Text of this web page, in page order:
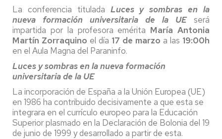
La conferencia titulada Luces y sombras en la
nueva formación universitaria de la UE será
impartida por la profesora emérita María Antonia
Martín Zorraquino el día 17 de marzo a las 19:00h
en el Aula Magna del Paraninfo.
Luces y sombras en la nueva formación
universitaria de la UE
La incorporación de España a la Unión Europea (UE)
en 1986 ha contribuido decisivamente a que esta se
integrara en el currículo europeo para la Educación
Superior plasmado en la Declaración de Bolonia del 19
de junio de 1999 y desarrollado a partir de esta.